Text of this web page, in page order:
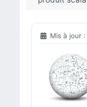
Mis à jour :